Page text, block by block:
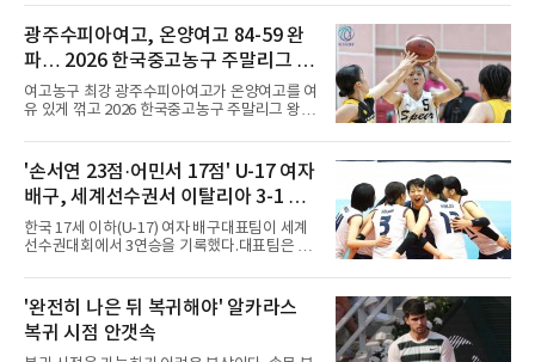
식 없이 남녀 단식만 치러진다.정상의 주인공은
하리모토였다. 그는 홈 팬 응
'SOOP과 함께하는 2026 대한당구연맹회장배
전국당구대회' 캐롬 3쿠션 남자부 결승에서 송
윤도(홍성고부설방통고)를 50-36으로 꺾었다.
유소년 시절 '조명우 키즈'로 성장한 후배와의 대
결이었다.2017년 이 대회에서 만 19세 5개월로
국내 성인 3쿠션 최연소 우승을 기록한 그는
2019년에 이어 통산 세 번째 우승을 거뒀다. 조
정승일(서울당구연맹), 이범열(시흥시체육회).
여자 3쿠션 일반부에서는 허채원(서울당
광주수피아여고, 온양여고 84-59 완
파… 2026 한국중고농구 주말리그 왕
중왕전 2연패 순항
여고농구 최강 광주수피아여고가 온양여고를 여
유 있게 꺾고 2026 한국중고농구 주말리그 왕중
수피아여고는 9일 전남 해남 동백체육관에서 열
린 대회 여고부 예선리그 B조 첫 경기에서 온양
여고를 84-59로 완파했다.광주수피아여고는 김
사랑이 24점, 김담희가 20점을 올리며 공격을
이끌었다. 두 선수는 팀 득점의 절반 이상을 합작
하며 승리를 견인했다.이로써 광주수피아여고는
첫 경기부터 25점 차 승리를 거두며 대회 2연패
누르고 8강에 진출했다. 용산고는 이승민이 22
점을 기록하며 공격을 주도했고
'손서연 23점·어민서 17점' U-17 여자
배구, 세계선수권서 이탈리아 3-1 완
파...조별리그 3연승
한국 17세 이하(U-17) 여자 배구대표팀이 세계
선수권대회에서 3연승을 기록했다.대표팀은 9
FIVB U-17 여자 세계선수권대회 조별리그 D조
3차전에서 이탈리아를 3-1(25-14 25-19 13-25
25-20)로 꺾었다. 푸에르토리코, 대만에 이은 3
연승으로 승점 9를 쌓아 조 1위에 올랐다. 24개
팀이 6개 팀씩 4개 조로 나뉘어 조별리그를 치르
'완전히 나은 뒤 복귀해야' 알카라스
복귀 시점 안갯속